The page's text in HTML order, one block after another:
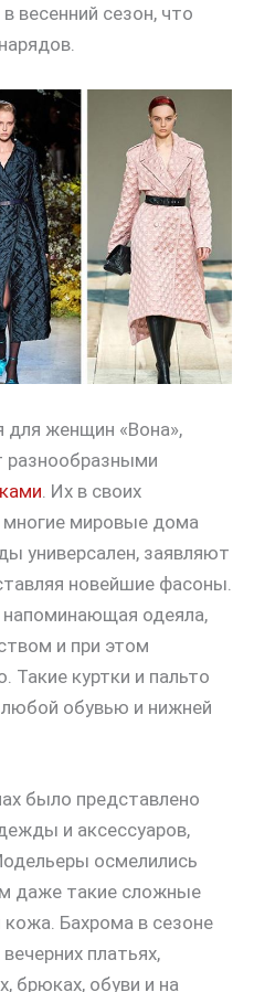
весенний сезон, что
для женщин «Вона»,
разнообразными
. Их в своих
многие мировые дома
универсален, заявляют
новейшие фасоны.
напоминающая одеяла,
и при этом
Такие куртки и пальто
обувью и нижней
было представлено
и аксессуаров,
осмелились
даже такие сложные
Бахрома в сезоне
платьях,
брюках, обуви и на